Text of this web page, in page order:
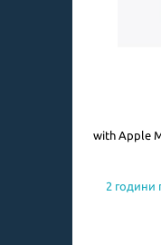
with Apple
2 години